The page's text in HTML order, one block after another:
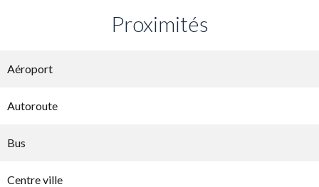
Proximités
Aéroport
Autoroute
Bus
Centre ville